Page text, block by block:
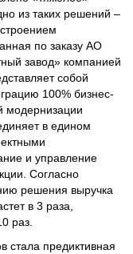
из таких решений –
по заказу АО
завод» компанией
собой
100% бизнес-
модернизации
в едином
и управление
Согласно
решения выручка
в 3 раза,
раз.
предиктивная